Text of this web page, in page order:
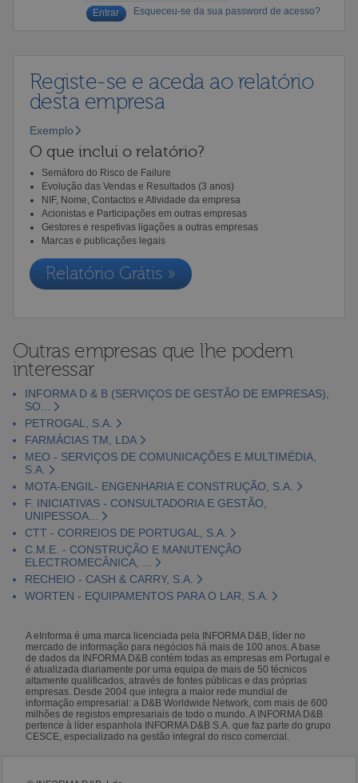
Esqueceu-se da sua password de acesso?
Registe-se e aceda ao relatório
desta empresa
Exemplo
O que inclui o relatório?
Semáforo do Risco de Failure
Evolução das Vendas e Resultados (3 anos)
NIF, Nome, Contactos e Atividade da empresa
Acionistas e Participações em outras empresas
Gestores e respetivas ligações a outras empresas
Marcas e publicações legais
Relatório Grátis »
Outras empresas que lhe podem
interessar
INFORMA D & B (SERVIÇOS DE GESTÃO DE EMPRESAS),
SO...
PETROGAL, S.A.
FARMÁCIAS TM, LDA
MEO - SERVIÇOS DE COMUNICAÇÕES E MULTIMÉDIA,
S.A.
MOTA-ENGIL- ENGENHARIA E CONSTRUÇÃO, S.A.
F. INICIATIVAS - CONSULTADORIA E GESTÃO,
UNIPESSOA...
CTT - CORREIOS DE PORTUGAL, S.A.
C.M.E. - CONSTRUÇÃO E MANUTENÇÃO
ELECTROMECÂNICA, ...
RECHEIO - CASH & CARRY, S.A.
WORTEN - EQUIPAMENTOS PARA O LAR, S.A.
A eInforma é uma marca licenciada pela INFORMA D&B, líder no
mercado de informação para negócios há mais de 100 anos. A base
de dados da INFORMA D&B contém todas as empresas em Portugal e
é atualizada diariamente por uma equipa de mais de 50 técnicos
altamente qualificados, através de fontes públicas e das próprias
empresas. Desde 2004 que integra a maior rede mundial de
informação empresarial: a D&B Worldwide Network, com mais de 600
milhões de registos empresariais de todo o mundo. A INFORMA D&B
pertence à líder espanhola INFORMA D&B S.A. que faz parte do grupo
CESCE, especializado na gestão integral do risco comercial.